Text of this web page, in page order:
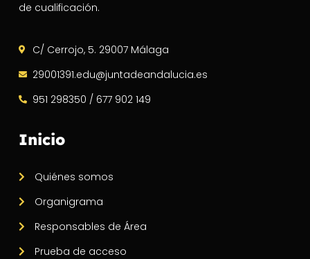
de cualificación.
C/ Cerrojo, 5. 29007 Málaga
29001391.edu@juntadeandalucia.es
951 298350 / 677 902 149
Inicio
Quiénes somos
Organigrama
Responsables de Área
Prueba de acceso